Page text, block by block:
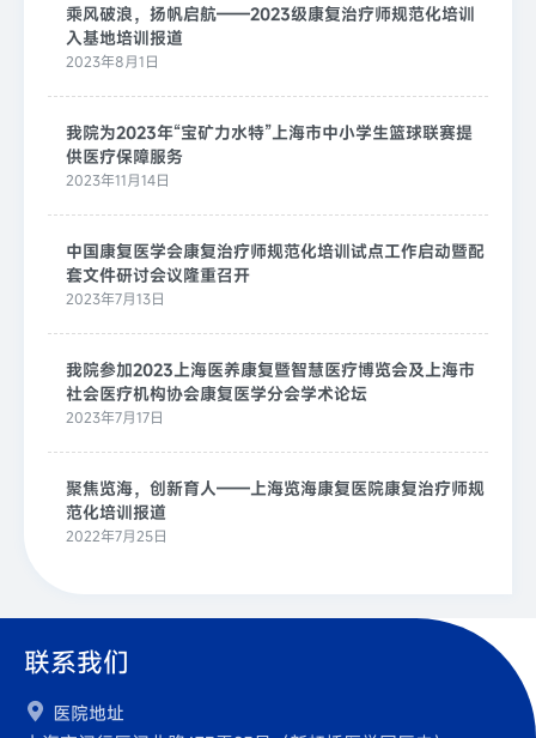
乘风破浪，扬帆启航——2023级康复治疗师规范化培训
入基地培训报道
2023年8月1日
我院为2023年“宝矿力水特”上海市中小学生篮球联赛提
供医疗保障服务
2023年11月14日
中国康复医学会康复治疗师规范化培训试点工作启动暨配
套文件研讨会议隆重召开
2023年7月13日
我院参加2023上海医养康复暨智慧医疗博览会及上海市
社会医疗机构协会康复医学分会学术论坛
2023年7月17日
聚焦览海，创新育人——上海览海康复医院康复治疗师规
范化培训报道
2022年7月25日
联系我们
 医院地址